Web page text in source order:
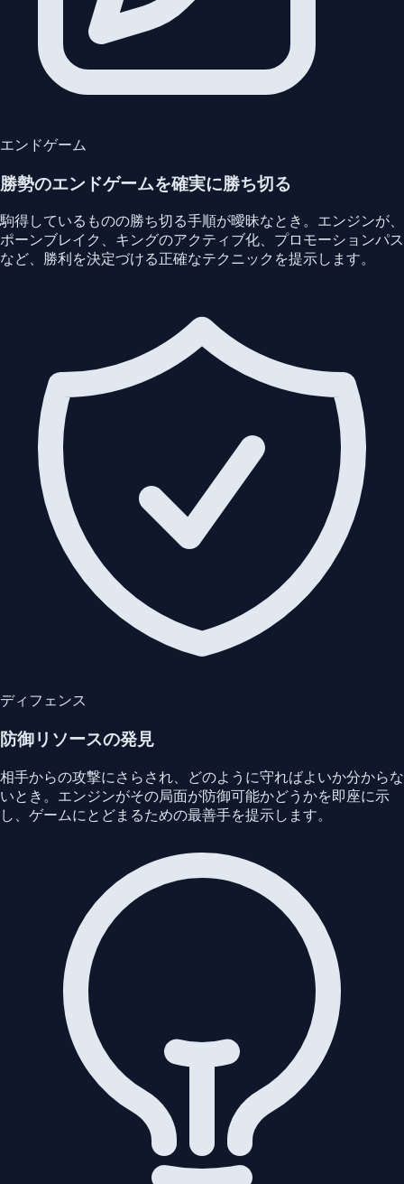
エンドゲーム
勝勢のエンドゲームを確実に勝ち切る
駒得しているものの勝ち切る手順が曖昧なとき。エンジンが、
ポーンブレイク、キングのアクティブ化、プロモーションパス
など、勝利を決定づける正確なテクニックを提示します。
ディフェンス
防御リソースの発見
相手からの攻撃にさらされ、どのように守ればよいか分からな
いとき。エンジンがその局面が防御可能かどうかを即座に示
し、ゲームにとどまるための最善手を提示します。